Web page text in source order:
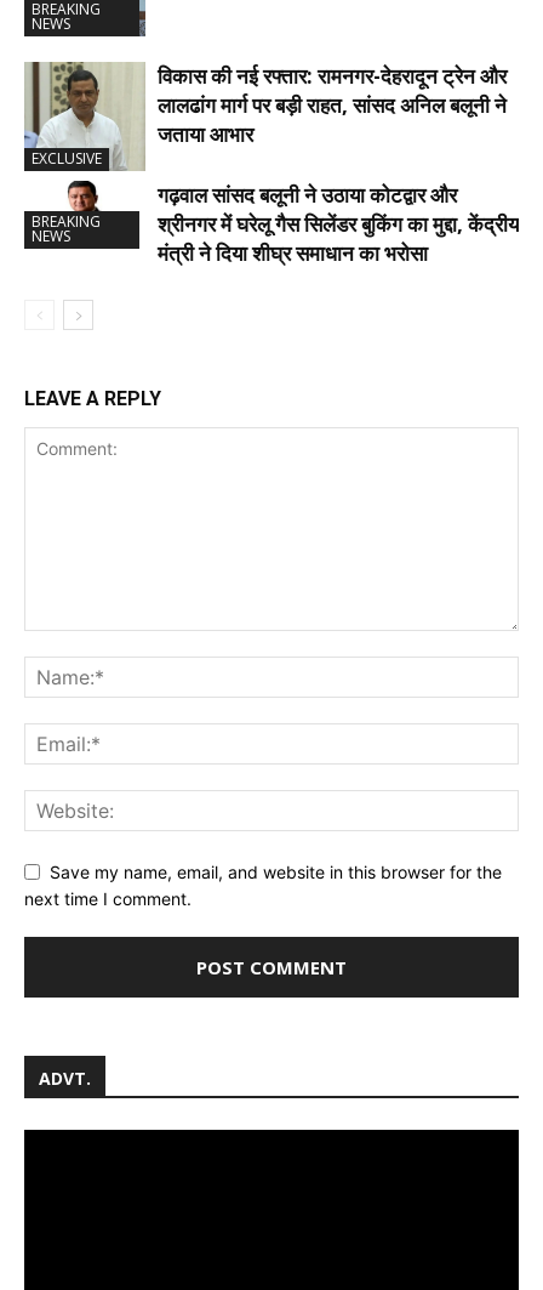
BREAKING
NEWS
EXCLUSIVE
विकास की नई रफ्तार: रामनगर-देहरादून ट्रेन और
लालढांग मार्ग पर बड़ी राहत, सांसद अनिल बलूनी ने
जताया आभार
BREAKING
NEWS
गढ़वाल सांसद बलूनी ने उठाया कोटद्वार और
श्रीनगर में घरेलू गैस सिलेंडर बुकिंग का मुद्दा, केंद्रीय
मंत्री ने दिया शीघ्र समाधान का भरोसा
LEAVE A REPLY
Save my name, email, and website in this browser for the
next time I comment.
ADVT.